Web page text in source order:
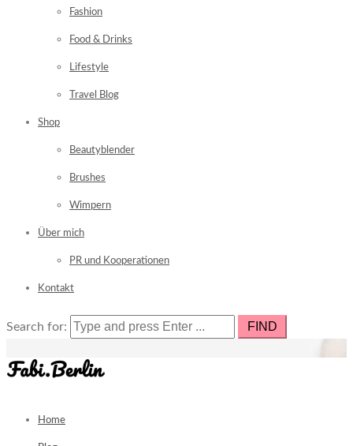
Fashion
Food & Drinks
Lifestyle
Travel Blog
Shop
Beautyblender
Brushes
Wimpern
Über mich
PR und Kooperationen
Kontakt
Search for:
Home